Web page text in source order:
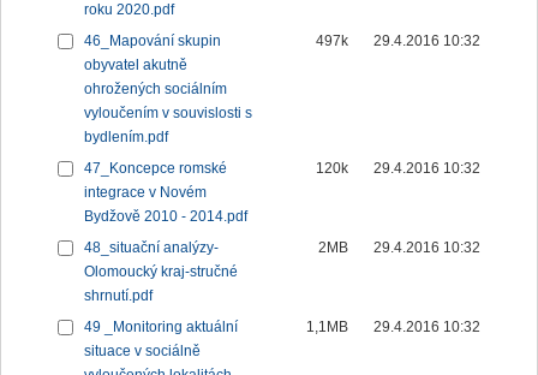
roku 2020.pdf
46_Mapování skupin
obyvatel akutně
ohrožených sociálním
vyloučením v souvislosti s
bydlením.pdf
497k 29.4.2016 10:32
47_Koncepce romské
integrace v Novém
Bydžově 2010 - 2014.pdf
120k 29.4.2016 10:32
48_situační analýzy-
Olomoucký kraj-stručné
shrnutí.pdf
2MB 29.4.2016 10:32
49 _Monitoring aktuální
situace v sociálně
1,1MB 29.4.2016 10:32